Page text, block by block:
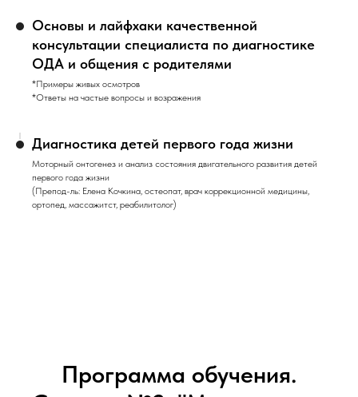
Основы и лайфхаки качественной
консультации специалиста по диагностике
ОДА и общения с родителями
*Примеры живых осмотров
*Ответы на частые вопросы и возражения
Диагностика детей первого года жизни
Моторный онтогенез и анализ состояния двигательного развития детей
первого года жизни
(Препод-ль: Елена Кочкина, остеопат, врач коррекционной медицины,
ортопед, массажитст, реабилитолог)
Программа обучения.